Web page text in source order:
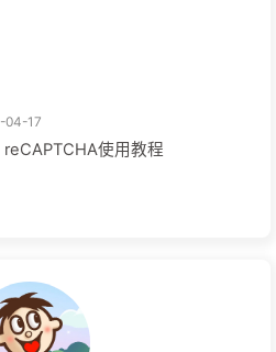
04-17
使用教程